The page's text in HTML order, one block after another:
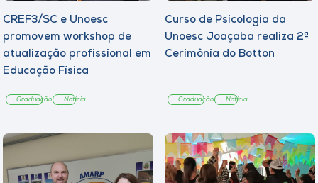
CREF3/SC e Unoesc
promovem workshop de
atualização profissional em
Educação Física
Graduação Notícia
Curso de Psicologia da
Unoesc Joaçaba realiza 2ª
Cerimônia do Botton
Graduação Notícia